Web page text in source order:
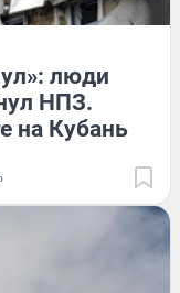
люди
НПЗ.
на Кубань